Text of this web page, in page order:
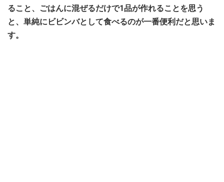
ること、ごはんに混ぜるだけで1品が作れることを思う
と、単純にビビンバとして食べるのが一番便利だと思いま
す。